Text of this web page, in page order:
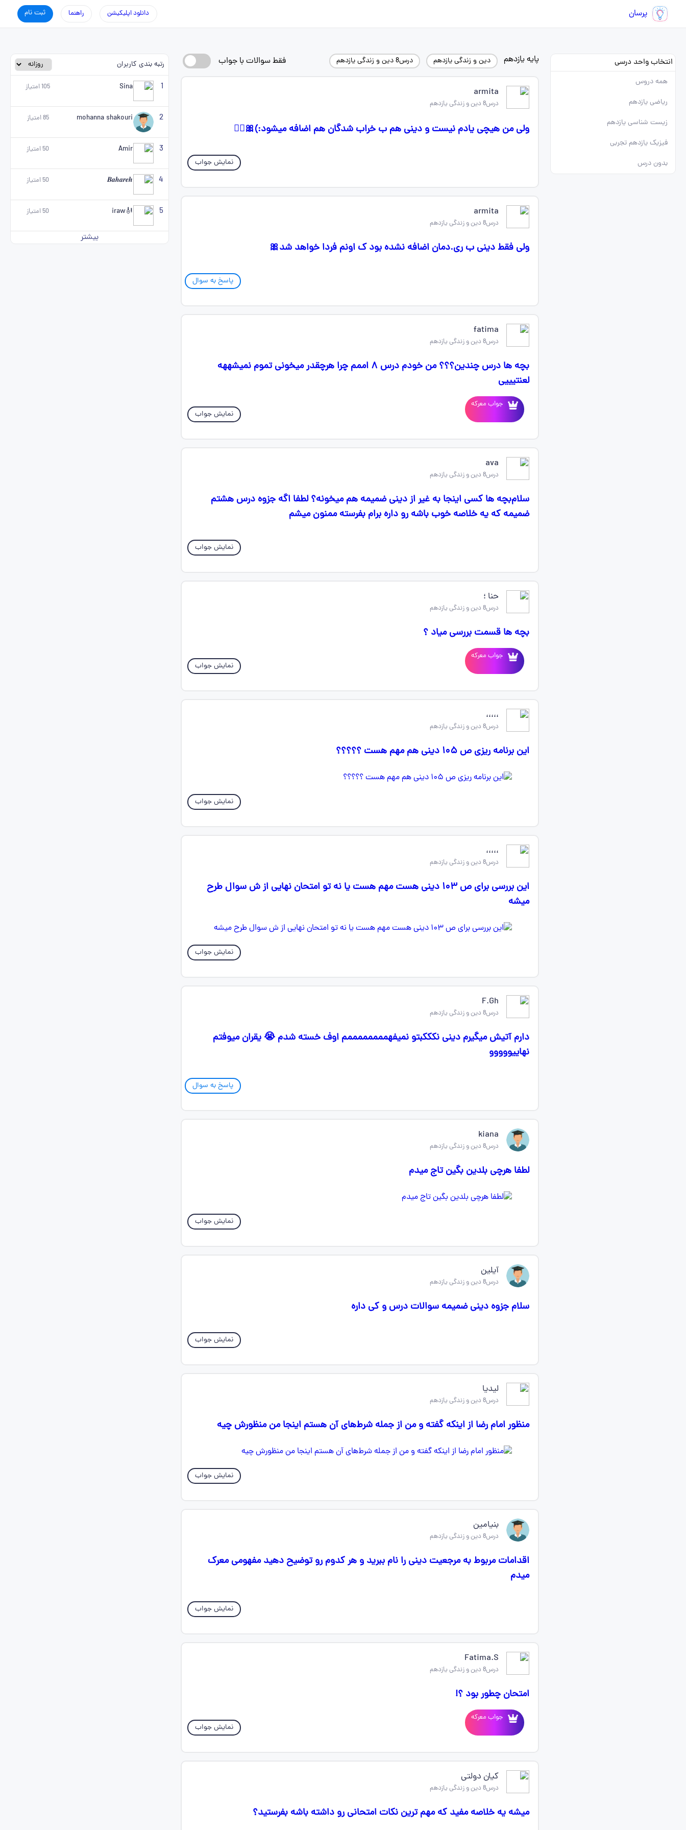
پرسان ثبت نام راهنما دانلود اپلیکیشن
انتخاب واحد درسی
همه دروس
ریاضی یازدهم
زیست شناسی یازدهم
فیزیک یازدهم تجربی
بدون درس
پایه یازدهم دین و زندگی یازدهم درس8 دین و زندگی یازدهم فقط سوالات با جواب
armita
درس8 دین و زندگی یازدهم
ولی من هیچی یادم نیست و دینی هم ب خراب شدگان هم اضافه میشود:)🎀🚶‍♀️
نمایش جواب
armita
درس8 دین و زندگی یازدهم
ولی فقط دینی ب ری.دمان اضافه نشده بود ک اونم فردا خواهد شد🎀
پاسخ به سوال
fatima
درس8 دین و زندگی یازدهم
بچه ها درس چندین؟؟؟ من خودم درس ۸ اممم چرا هرچقدر میخونی تموم نمیشههه
لعنتیییی
جواب معرکه
نمایش جواب
‌ava
درس8 دین و زندگی یازدهم
سلام‌بچه ها کسی اینجا به غیر از دینی ضمیمه هم میخونه؟ لطفا اگه جزوه درس هشتم
ضمیمه که یه خلاصه خوب باشه رو داره برام بفرسته ممنون میشم
نمایش جواب
حنا ؛
درس8 دین و زندگی یازدهم
بچه ها قسمت بررسی میاد ؟
جواب معرکه
نمایش جواب
،،،،،
درس8 دین و زندگی یازدهم
این برنامه ریزی ص ۱۰۵ دینی هم مهم هست ؟؟؟؟؟
نمایش جواب
،،،،،
درس8 دین و زندگی یازدهم
این بررسی برای ص ۱۰۳ دینی هست مهم هست یا نه تو امتحان نهایی از ش سوال طرح
میشه
نمایش جواب
F.Gh
درس8 دین و زندگی یازدهم
دارم آتیش میگیرم دینی نکککبتو نمیفهممممممممم اوف خسته شدم 😭 یقران میوفتم
نهاییووووو
پاسخ به سوال
kiana
درس8 دین و زندگی یازدهم
لطفا هرچی بلدین بگین تاج میدم
نمایش جواب
آیلین
درس8 دین و زندگی یازدهم
سلام جزوه دینی ضمیمه سوالات درس و کی داره
نمایش جواب
لیدیا
درس8 دین و زندگی یازدهم
منظور امام رضا از اینکه گفته و من از جمله شرط‌های آن هستم اینجا من منظورش چیه
نمایش جواب
بنیامین
درس8 دین و زندگی یازدهم
اقدامات مربوط به مرجعیت دینی را نام ببرید و هر کدوم رو توضیح دهید مفهومی معرک
میدم
نمایش جواب
Fatima.S
درس8 دین و زندگی یازدهم
امتحان چطور بود ؟!
جواب معرکه
نمایش جواب
کیان دولتی
درس8 دین و زندگی یازدهم
میشه یه خلاصه مفید که مهم ترین نکات امتحانی رو داشته باشه بفرستید؟
رتبه بندی کاربران
1
Sina
105امتیاز
2
mohanna shakouri
85امتیاز
3
Amir
50امتیاز
4
𝑩𝒂𝒉𝒂𝒓𝒆𝒉
50امتیاز
5
🎻iraw
50امتیاز
بیشتر